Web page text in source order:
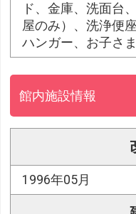
ド、金庫、洗面台
屋のみ）、洗浄便
ハンガー、お子さ
館内施設情報
1996年05月